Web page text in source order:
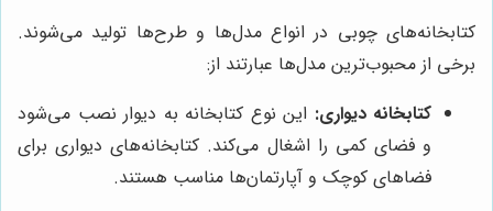
کتابخانه‌های چوبی در انواع مدل‌ها و طرح‌ها تولید می‌شوند.
برخی از محبوب‌ترین مدل‌ها عبارتند از:
کتابخانه دیواری: این نوع کتابخانه به دیوار نصب می‌شود
و فضای کمی را اشغال می‌کند. کتابخانه‌های دیواری برای
فضاهای کوچک و آپارتمان‌ها مناسب هستند.